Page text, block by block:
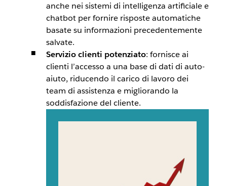
anche nei sistemi di intelligenza artificiale e
chatbot per fornire risposte automatiche
basate su informazioni precedentemente
salvate.
Servizio clienti potenziato: fornisce ai
clienti l’accesso a una base di dati di auto-
aiuto, riducendo il carico di lavoro dei
team di assistenza e migliorando la
soddisfazione del cliente.